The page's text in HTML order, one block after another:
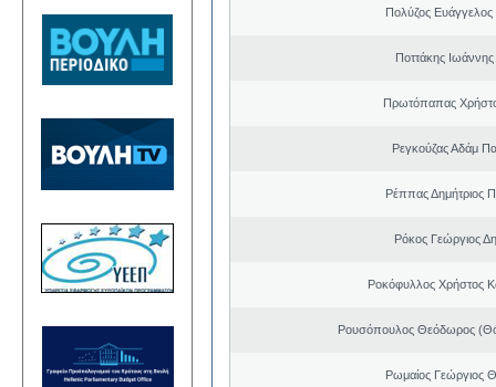
Πολύζος Ευάγγελος
Ποττάκης
Πρωτόπαπας
Ρεγκούζας Αδάμ
Ρέππας Δημήτριος
Ρόκος Γεώργιος
Ροκόφυλλος Χρήστος
Ρουσόπουλος Θεόδωρος
Ρωμαίος Γεώργιος